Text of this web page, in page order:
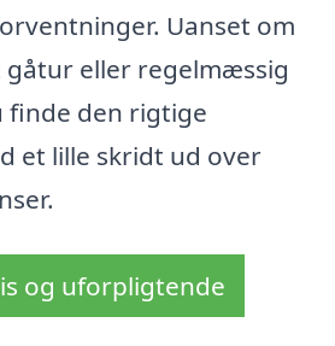
Uanset om
gåtur eller regelmæssig
finde den rigtige
et lille skridt ud over
og uforpligtende